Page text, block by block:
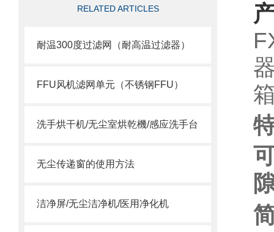
RELATED ARTICLES
耐温300度过滤网（耐高温过滤器）
FFU风机滤网单元（不锈钢FFU）
洗手烘干机/无尘室烘乾機/感应洗手台
无尘传递窗的使用方法
洁净屏/无尘洁净机/医用净化机